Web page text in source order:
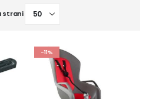
strani
-11%